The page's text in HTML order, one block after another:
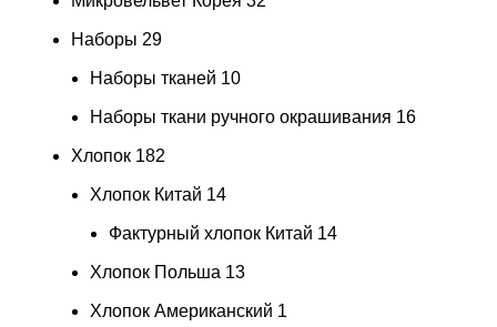
Наборы 29
Наборы тканей 10
Наборы ткани ручного окрашивания 16
Хлопок 182
Хлопок Китай 14
Фактурный хлопок Китай 14
Хлопок Польша 13
Хлопок Американский 1